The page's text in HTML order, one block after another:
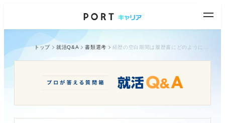
トップ 就活Q&A 書類選考